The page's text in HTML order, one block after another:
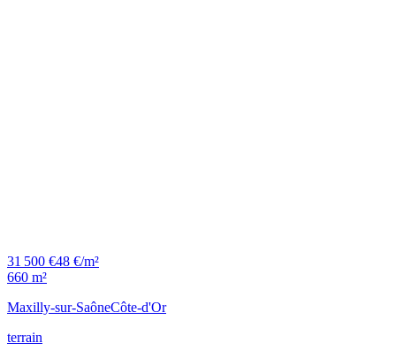
31 500 €48 €/m²
660 m²
Maxilly-sur-SaôneCôte-d'Or
terrain